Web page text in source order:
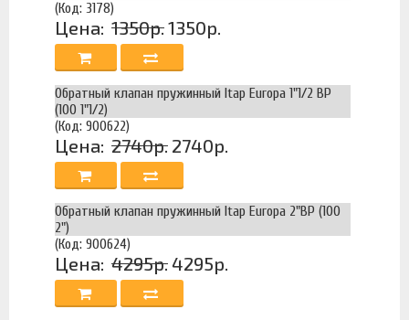
(Код: 3178)
Цена: 1350р.1350р.
Обратный клапан пружинный Itap Europa 1"1/2 ВР
(100 1"1/2)
(Код: 900622)
Цена: 2740р. 2740р.
Обратный клапан пружинный Itap Europa 2"ВР (100
2")
(Код: 900624)
Цена: 4295р. 4295р.